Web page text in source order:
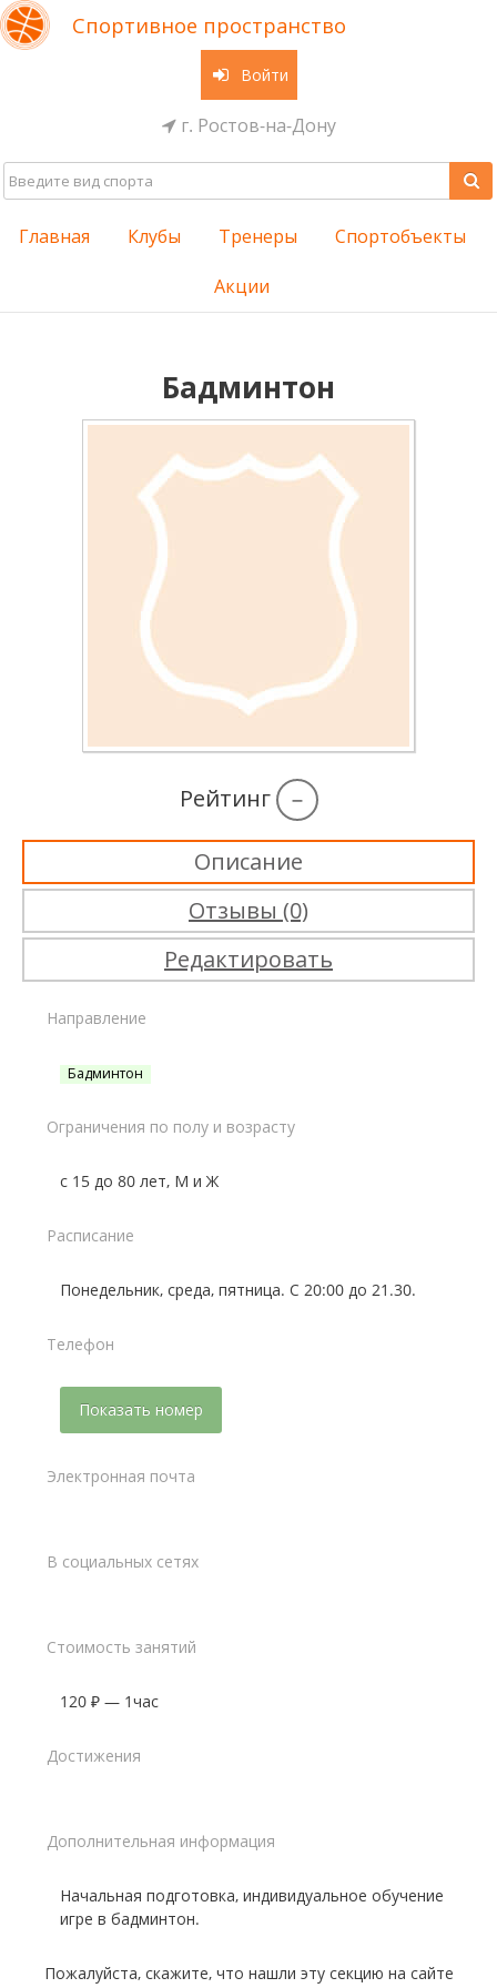
Спортивное пространство
Войти
г. Ростов-на-Дону
Главная Клубы Тренеры Спортобъекты
Акции
Бадминтон
Рейтинг –
Описание
Отзывы (0)
Редактировать
Направление
Бадминтон
Ограничения по полу и возрасту
с 15 до 80 лет, М и Ж
Расписание
Понедельник, среда, пятница. С 20:00 до 21.30.
Телефон
Показать номер
Электронная почта
В социальных сетях
Стоимость занятий
120 ₽ — 1час
Достижения
Дополнительная информация
Начальная подготовка, индивидуальное обучение
игре в бадминтон.
Пожалуйста, скажите, что нашли эту секцию на сайте